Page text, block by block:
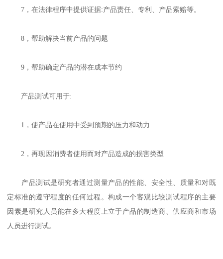
7，在法律程序中提供证据:产品责任、专利、产品索赔等。
8，帮助解决当前产品的问题
9，帮助确定产品的潜在成本节约
产品测试可用于:
1，使产品在使用中受到预期的压力和动力
2，再现因消费者使用而对产品造成的损害类型
产品测试是研究者通过测量产品的性能、安全性、质量和对既
定标准的遵守程度的任何过程。构成一个客观比较测试程序的主要
因素是研究人员能在多大程度上立于产品的制造商、供应商和市场
人员进行测试。